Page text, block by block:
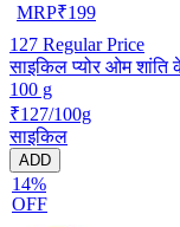
MRP₹199
127 Regular Price
साइकिल प्योर ओम
100 g
₹127/100g
साइकिल
ADD
14%
OFF